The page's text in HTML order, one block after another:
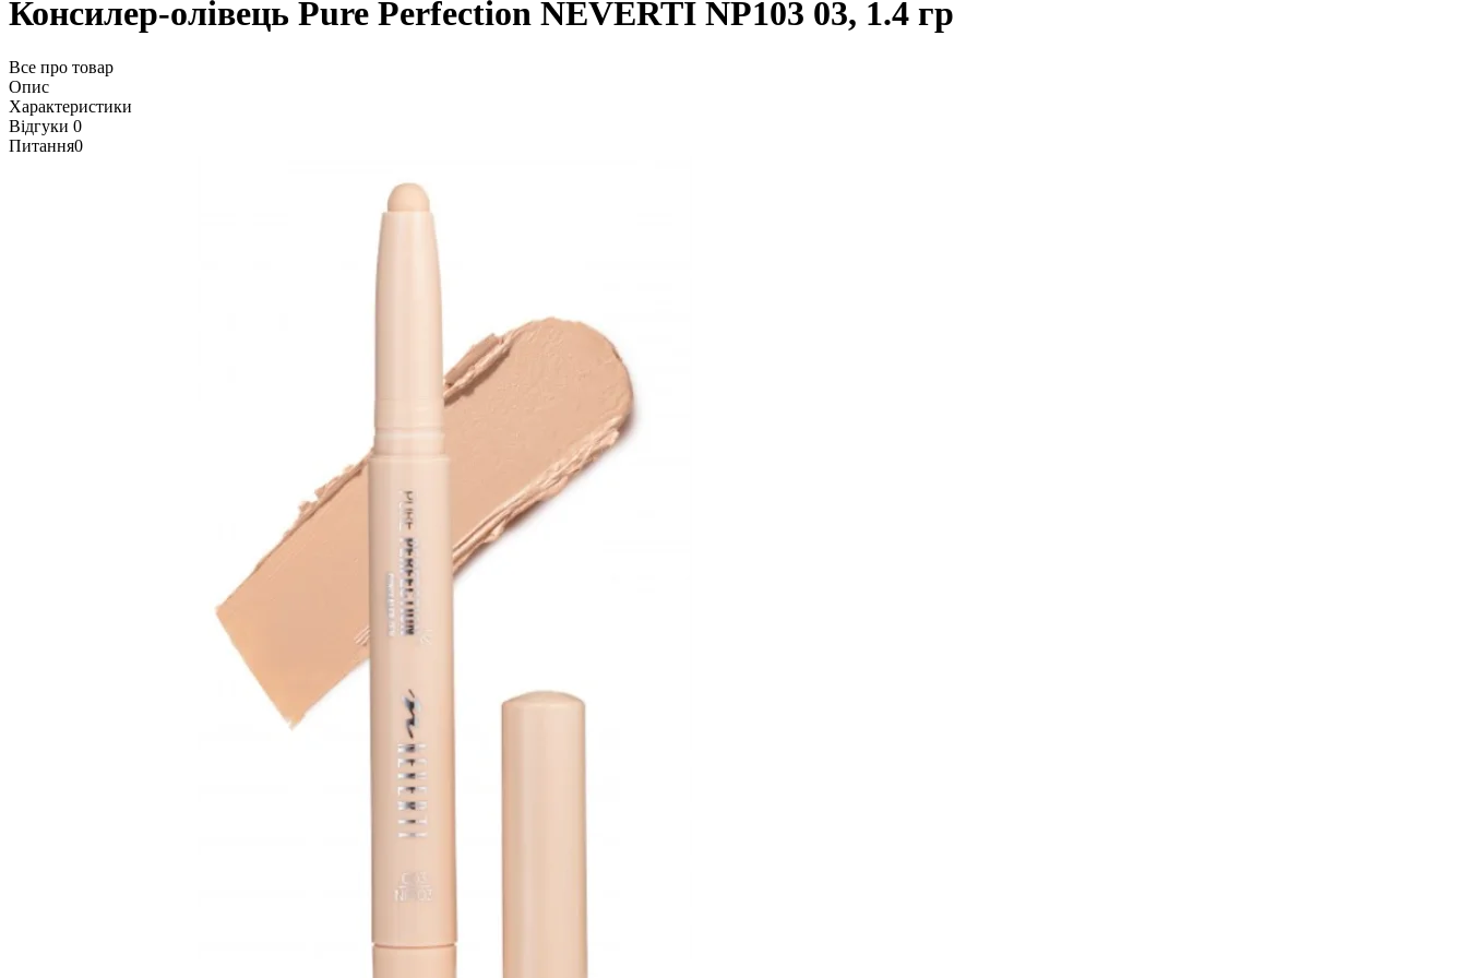
Консилер-олівець Pure Perfection NEVERTI NP103 03, 1.4 гр
Все про товар
Опис
Характеристики
Відгуки 0
Питання0